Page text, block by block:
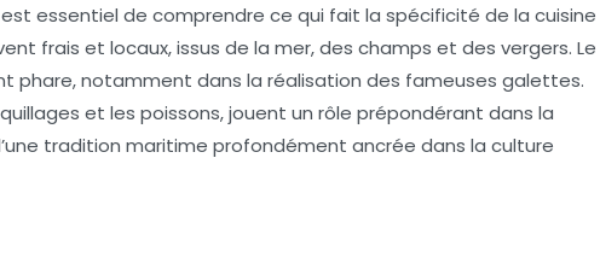
essentiel de comprendre ce qui fait la spécificité de la cuisine
frais et locaux, issus de la mer, des champs et des vergers. Le
phare, notamment dans la réalisation des fameuses galettes.
et les poissons, jouent un rôle prépondérant dans la
tradition maritime profondément ancrée dans la culture